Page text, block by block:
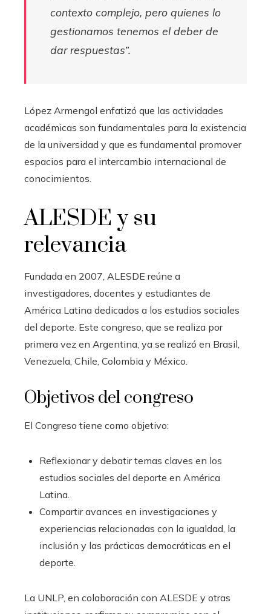
contexto complejo, pero quienes lo
gestionamos tenemos el deber de
dar respuestas”.
López Armengol enfatizó que las actividades
académicas son fundamentales para la existencia
de la universidad y que es fundamental promover
espacios para el intercambio internacional de
conocimientos.
ALESDE y su
relevancia
Fundada en 2007, ALESDE reúne a
investigadores, docentes y estudiantes de
América Latina dedicados a los estudios sociales
del deporte. Este congreso, que se realiza por
primera vez en Argentina, ya se realizó en Brasil,
Venezuela, Chile, Colombia y México.
Objetivos del congreso
El Congreso tiene como objetivo:
Reflexionar y debatir temas claves en los
estudios sociales del deporte en América
Latina.
Compartir avances en investigaciones y
experiencias relacionadas con la igualdad, la
inclusión y las prácticas democráticas en el
deporte.
La UNLP, en colaboración con ALESDE y otras